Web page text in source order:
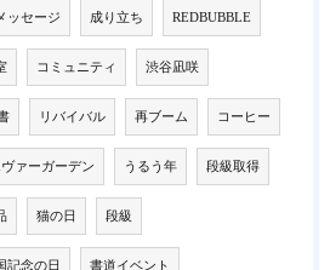
ッセージ 成り立ち REDBUBBLE
コミュニティ 渋谷凪咲
リバイバル 再ブーム コーヒー
ァーガーデン うるう年 段級取得
猫の日 段級
記念の日 書道イベント